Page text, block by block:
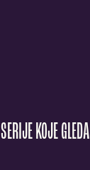
SERIJE KOJE